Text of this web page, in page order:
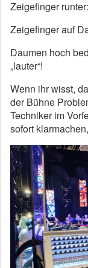
Zeigefinger
Zeigefinger auf
Daumen hoch
„lauter“!
Wenn ihr wisst,
der Bühne
Techniker im
sofort